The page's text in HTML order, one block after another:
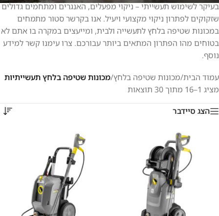
בעיקר לשימוש תעשייתי – ניקוי מפעלים, האנגרים ומתחמים גדולים
שזקוקים לפתרון ניקוי מקצועי ויעיל. אנו בקרשר סטור מתמחים
במכונות שטיפה בלחץ לתעשייה ולבית, ומייעצים במקרה בו אתם לא
בטוחים מהו הפתרון המתאים ביותר עבורכם. צרו עימנו קשר למידע
נוסף.
עמוד הבית/מכונות שטיפה בלחץ/מכונות שטיפה בלחץ תעשייתיות
מציג 1–16 מתוך 30 תוצאות
הצג סיידבר